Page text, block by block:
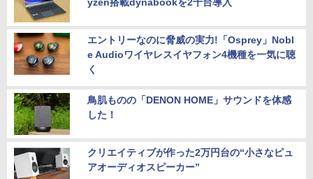
yzen搭載dynabookを2千台導入
エントリーなのに脅威の実力!「Osprey」Nobl
e Audioワイヤレスイヤフォン4機種を一気に聴
く
鳥肌ものの「DENON HOME」サウンドを体感
した！
クリエイティブが作った2万円台の“小さなピュ
アオーディオスピーカー”